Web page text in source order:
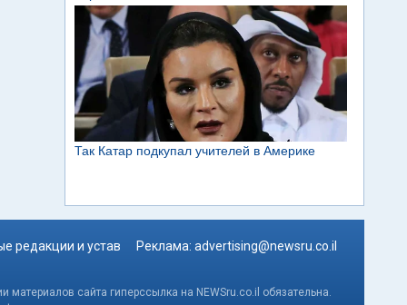
редакции и устав Реклама: advertising@newsru.co.il
сайта гиперссылка на NEWSru.co.il обязательна.